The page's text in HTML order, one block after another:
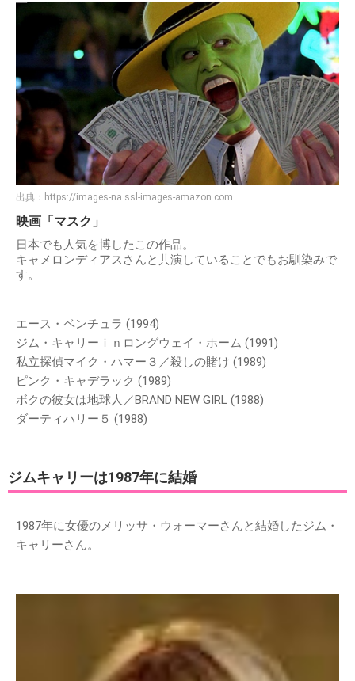
出典： https://images-na.ssl-images-amazon.com
映画「マスク」
日本でも人気を博したこの作品。
キャメロンディアスさんと共演していることでもお馴染みで
す。
エース・ベンチュラ (1994)
ジム・キャリーｉｎロングウェイ・ホーム (1991)
私立探偵マイク・ハマー３／殺しの賭け (1989)
ピンク・キャデラック (1989)
ボクの彼女は地球人／BRAND NEW GIRL (1988)
ダーティハリー５ (1988)
ジムキャリーは1987年に結婚
1987年に女優のメリッサ・ウォーマーさんと結婚したジム・
キャリーさん。